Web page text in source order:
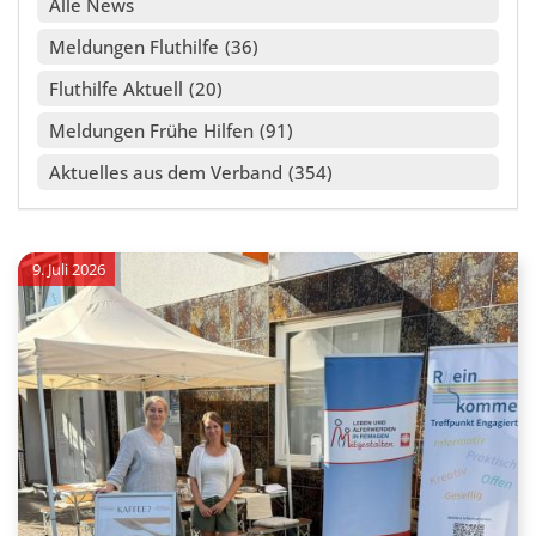
Alle
Meldungen Fluthilfe 36
Fluthilfe Aktuell 20
Meldungen Frühe Hilfen 91
Aktuelles aus dem Verband 354
9. Juli 2026